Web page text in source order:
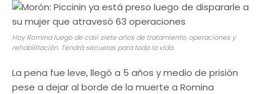
Hoy Romina luego de casi siete años de tratamiento, operaciones y
rehabilitación. Tendrá secuelas para toda la vida.
La pena fue leve, llegó a 5 años y medio de prisión
pese a dejar al borde de la muerte a Romina